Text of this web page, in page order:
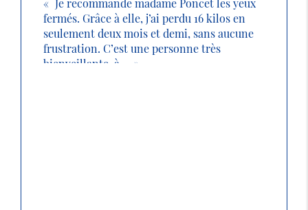
Je recommande madame Poncet les yeux
fermés. Grâce à elle, j’ai perdu 16 kilos en
seulement deux mois et demi, sans aucune
frustration. C’est une personne très
bienveillante, à ...